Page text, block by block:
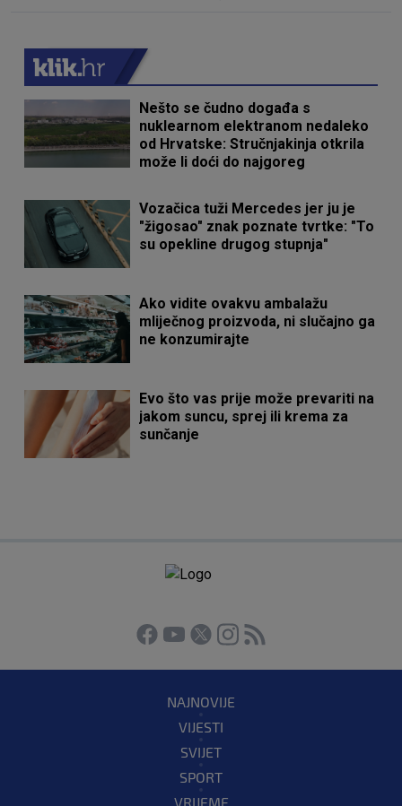
Nešto se čudno događa s
nuklearnom elektranom nedaleko
od Hrvatske: Stručnjakinja otkrila
može li doći do najgoreg
Vozačica tuži Mercedes jer ju je
"žigosao" znak poznate tvrtke: "To
su opekline drugog stupnja"
Ako vidite ovakvu ambalažu
mliječnog proizvoda, ni slučajno ga
ne konzumirajte
Evo što vas prije može prevariti na
jakom suncu, sprej ili krema za
sunčanje
NAJNOVIJE
VIJESTI
SVIJET
SPORT
VRIJEME